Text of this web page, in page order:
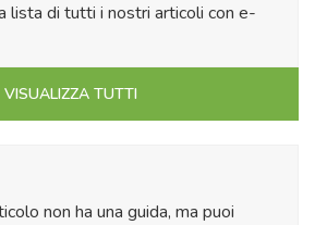
lista di tutti i nostri articoli con e-
VISUALIZZA TUTTI
non ha una guida, ma puoi